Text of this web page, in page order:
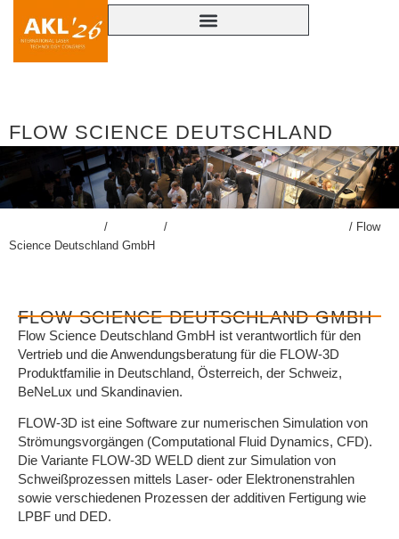
FLOW SCIENCE DEUTSCHLAND
GMBH
/ / / Flow
Science Deutschland GmbH
FLOW SCIENCE DEUTSCHLAND GMBH
Flow Science Deutschland GmbH ist verantwortlich für den
Vertrieb und die Anwendungsberatung für die FLOW-3D
Produktfamilie in Deutschland, Österreich, der Schweiz,
BeNeLux und Skandinavien.
FLOW-3D ist eine Software zur numerischen Simulation von
Strömungsvorgängen (Computational Fluid Dynamics, CFD).
Die Variante FLOW-3D WELD dient zur Simulation von
Schweißprozessen mittels Laser- oder Elektronenstrahlen
sowie verschiedenen Prozessen der additiven Fertigung wie
LPBF und DED.